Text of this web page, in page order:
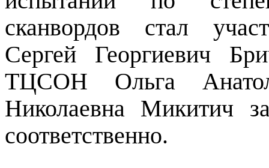
сканвордов стал
Сергей Георгиевич
ТЦСОН Ольга
Николаевна Микитич
соответственно.